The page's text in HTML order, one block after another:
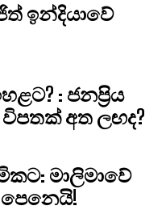
ඉන්දියාවේ
: ජනප්‍රිය
අත ලඟද?
මාලිමාවේ